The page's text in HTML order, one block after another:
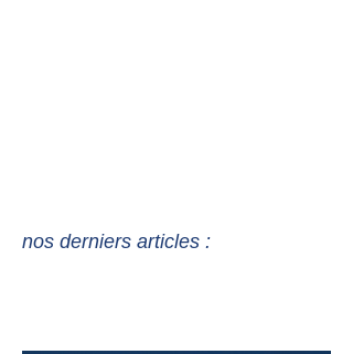
nos derniers articles :